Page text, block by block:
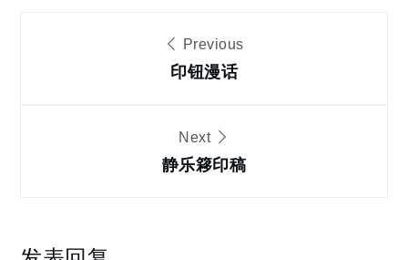
Previous
印钮漫话
Next
静乐簃印稿